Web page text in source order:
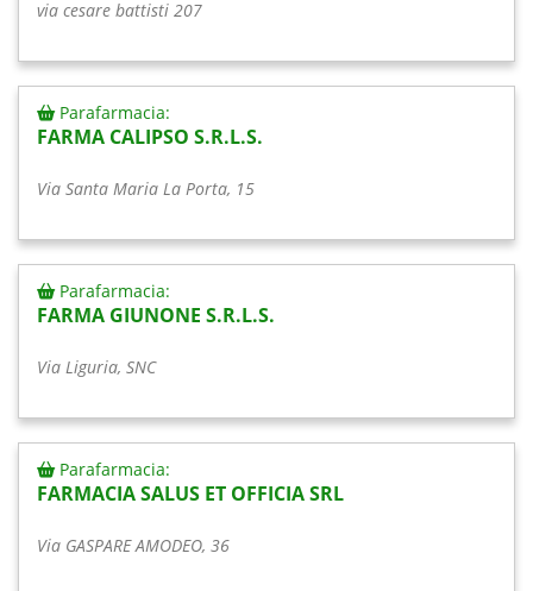
via cesare battisti 207
Parafarmacia:
FARMA CALIPSO S.R.L.S.
Via Santa Maria La Porta, 15
Parafarmacia:
FARMA GIUNONE S.R.L.S.
Via Liguria, SNC
Parafarmacia:
FARMACIA SALUS ET OFFICIA SRL
Via GASPARE AMODEO, 36